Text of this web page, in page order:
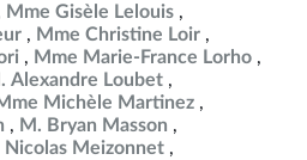
Mme Gisèle Lelouis
Mme Christine Loir
Mme Marie-France Lorho
Alexandre Loubet
Michèle Martinez
M. Bryan Masson
Nicolas Meizonnet